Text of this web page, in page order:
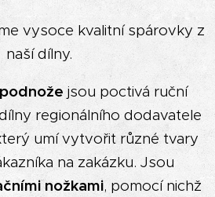
vysoce kvalitní spárovky z
naší dílny.
jsou poctivá ruční
regionálního dodavatele
umí vytvořit různé tvary
na zakázku. Jsou
nožkami, pomocí nichž